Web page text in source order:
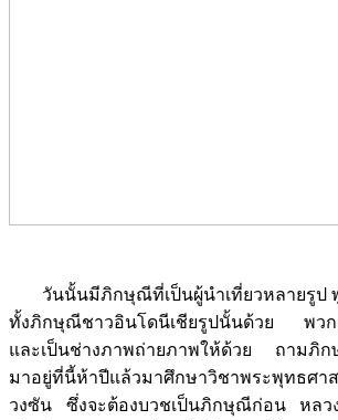
วันนั้นมีภิกษุณีที่เป็นผู้นำเที่ยวหลายรูป
ทั้งภิกษุณีชาวอินโดนีเชียรูปนั้นด้วย พวก
และเป็นช่างภาพถ่ายภาพให้ด้วย ถามภิก
มาอยู่ที่นี้ห้าปีแล้วมาศึกษาวิชาพระพุทธศา
วงซัน ซึ่งจะต้องบวชเป็นภิกษุณีก่อน หลว